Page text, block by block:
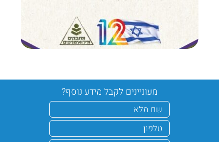
מעוניינים לקבל מידע נוסף?